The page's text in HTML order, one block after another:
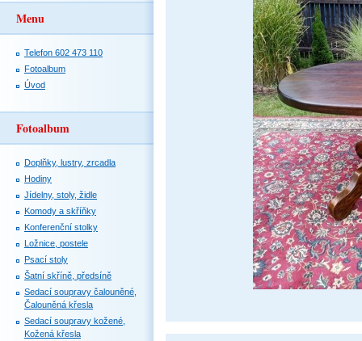
Menu
Telefon 602 473 110
Fotoalbum
Úvod
Fotoalbum
Doplňky, lustry, zrcadla
Hodiny
Jídelny, stoly, židle
Komody a skříňky
Konferenční stolky
Ložnice, postele
Psací stoly
Šatní skříně, předsíně
Sedací soupravy čalouněné,
Čalouněná křesla
Sedací soupravy kožené,
Kožená křesla